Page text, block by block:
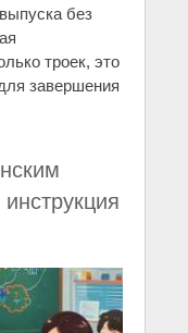
без
троек, это
завершения